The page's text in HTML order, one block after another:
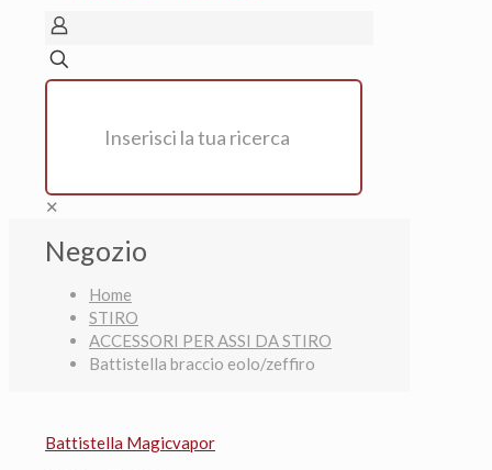
✕
Negozio
Home
STIRO
ACCESSORI PER ASSI DA STIRO
Battistella braccio eolo/zeffiro
Battistella Magicvapor